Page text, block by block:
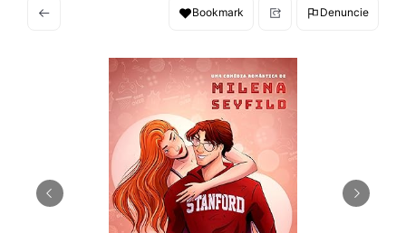
Bookmark Denuncie